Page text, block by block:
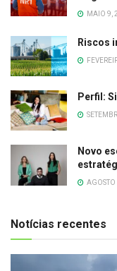
MAIO 9,
Riscos
Perfil:
Novo
Notícias recentes